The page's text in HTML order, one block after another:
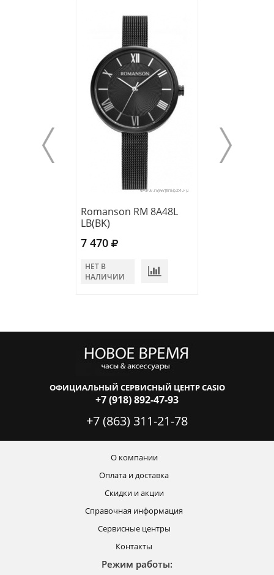
Romanson RM 8A48L
LB(BK)
7 470
НЕТ В
НАЛИЧИИ
ОФИЦИАЛЬНЫЙ СЕРВИСНЫЙ ЦЕНТР CASIO
+7 (918) 892-47-93
+7 (863) 311-21-78
О компании
Оплата и доставка
Скидки и акции
Справочная информация
Сервисные центры
Контакты
Режим работы: